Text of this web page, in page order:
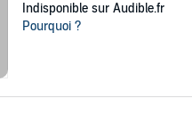
Indisponible sur Audible.fr
Pourquoi ?